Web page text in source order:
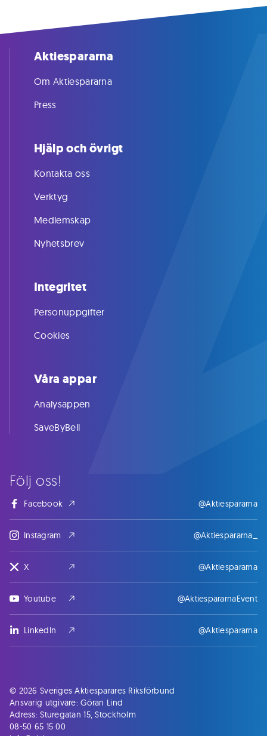
Följ oss!
Facebook @Aktiespararna
Instagram @Aktiespararna_
X @Aktiespararna
Youtube @AktiespararnaEvent
LinkedIn @Aktiespararna
Aktiespararna
Om Aktiespararna
Press
Hjälp och övrigt
Kontakta oss
Verktyg
Medlemskap
Nyhetsbrev
Integritet
Personuppgifter
Cookies
Våra appar
Analysappen
SaveByBell
© 2026 Sveriges Aktiesparares Riksförbund
Ansvarig utgivare: Göran Lind
Adress: Sturegatan 15, Stockholm
08-50 65 15 00